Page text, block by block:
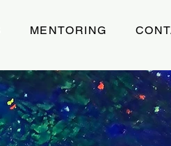
MENTORING